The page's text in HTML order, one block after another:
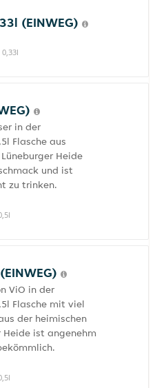
(EINWEG)
in der
Flasche aus
Heide
und ist
zu trinken.
ViO in der
Flasche mit viel
der heimischen
Heide ist angenehm